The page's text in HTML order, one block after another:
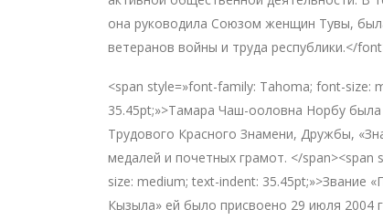
она руководила Союзом женщин Тувы,
ветеранов войны и труда республики.</
<span style=»font-family: Tahoma; font-size:
35.45pt;»>Тамара Чаш-ооловна Норбу
Трудового Красного Знамени, Дружбы,
медалей и почетных грамот. </
size: medium; text-indent: 35.45pt;»>Звание
Кызыла» ей было присвоено 29 июля 2004